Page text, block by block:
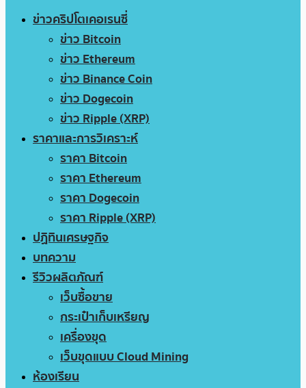
ข่าวคริปโตเคอเรนซี่
ข่าว Bitcoin
ข่าว Ethereum
ข่าว Binance Coin
ข่าว Dogecoin
ข่าว Ripple (XRP)
ราคาและการวิเคราะห์
ราคา Bitcoin
ราคา Ethereum
ราคา Dogecoin
ราคา Ripple (XRP)
ปฏิทินเศรษฐกิจ
บทความ
รีวิวผลิตภัณฑ์
เว็บซื้อขาย
กระเป๋าเก็บเหรียญ
เครื่องขุด
เว็บขุดแบบ Cloud Mining
ห้องเรียน